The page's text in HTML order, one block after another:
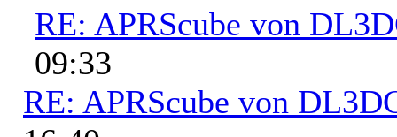
RE: APRScube von
09:33
RE: APRScube von